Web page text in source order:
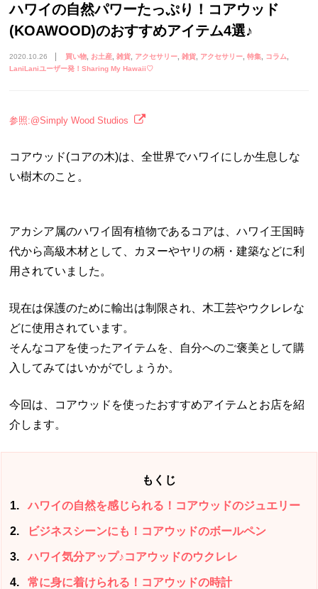
ハワイの自然パワーたっぷり！コアウッド
(KOAWOOD)のおすすめアイテム4選♪
2020.10.26 買い物 お土産 雑貨 アクセサリー 雑貨 アクセサリー 特集
コラム
LaniLaniユーザー発！Sharing My Hawaii♡
参照:@Simply Wood Studios
コアウッド(コアの木)は、全世界でハワイにしか生息しな
い樹木のこと。
アカシア属のハワイ固有植物であるコアは、ハワイ王国時
代から高級木材として、カヌーやヤリの柄・建築などに利
用されていました。
現在は保護のために輸出は制限され、木工芸やウクレレな
どに使用されています。
そんなコアを使ったアイテムを、自分へのご褒美として購
入してみてはいかがでしょうか。
今回は、コアウッドを使ったおすすめアイテムとお店を紹
介します。
もくじ
1 ハワイの自然を感じられる！コアウッドのジュエリー
2 ビジネスシーンにも！コアウッドのボールペン
3 ハワイ気分アップ♪コアウッドのウクレレ
4 常に身に着けられる！コアウッドの時計